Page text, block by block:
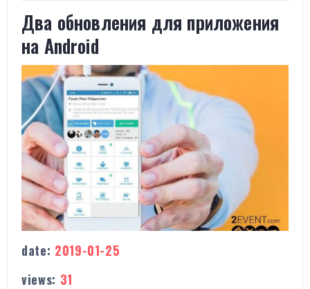
​Два обновления для приложения
на Android
date: 2019-01-25
views: 31